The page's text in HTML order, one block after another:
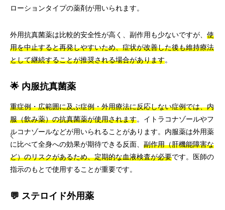
ローションタイプの薬剤が用いられます。
外用抗真菌薬は比較的安全性が高く、副作用も少ないですが、 使
用を中止すると再発しやすいため、症状が改善した後も維持療法
として継続することが推奨される場合があります。
🌟 内服抗真菌薬
重症例・広範囲に及ぶ症例・外用療法に反応しない症例では、内
服（飲み薬）の抗真菌薬が使用されます。イトラコナゾールやフ
ルコナゾールなどが用いられることがあります。内服薬は外用薬
に比べて全身への効果が期待できる反面、 副作用（肝機能障害な
ど）のリスクがあるため、定期的な血液検査が必要です。医師の
指示のもとで使用することが重要です。
💬 ステロイド外用薬